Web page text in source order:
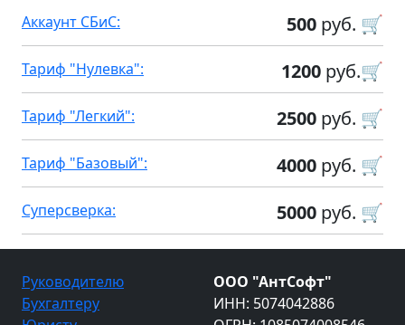
500 руб. 🛒
Аккаунт СБиС:
1200 руб.🛒
Тариф "Нулевка":
2500 руб. 🛒
Тариф "Легкий":
4000 руб. 🛒
Тариф "Базовый":
5000 руб. 🛒
Суперсверка:
Руководителю
Бухгалтеру
ООО "АнтСофт"
ИНН: 5074042886